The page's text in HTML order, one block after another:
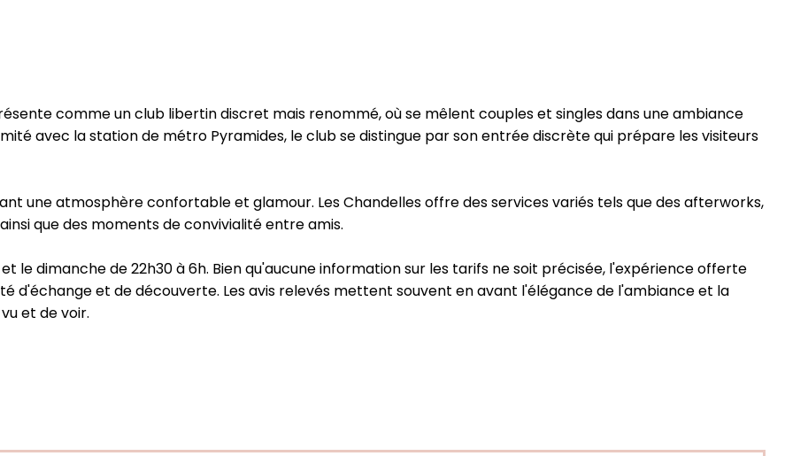
comme un club libertin discret mais renommé, où se mêlent couples et singles dans une ambiance
avec la station de métro Pyramides, le club se distingue par son entrée discrète qui prépare les visiteurs
une atmosphère confortable et glamour. Les Chandelles offre des services variés tels que des afterworks,
que des moments de convivialité entre amis.
le dimanche de 22h30 à 6h. Bien qu'aucune information sur les tarifs ne soit précisée, l'expérience offerte
d'échange et de découverte. Les avis relevés mettent souvent en avant l'élégance de l'ambiance et la
et de voir.